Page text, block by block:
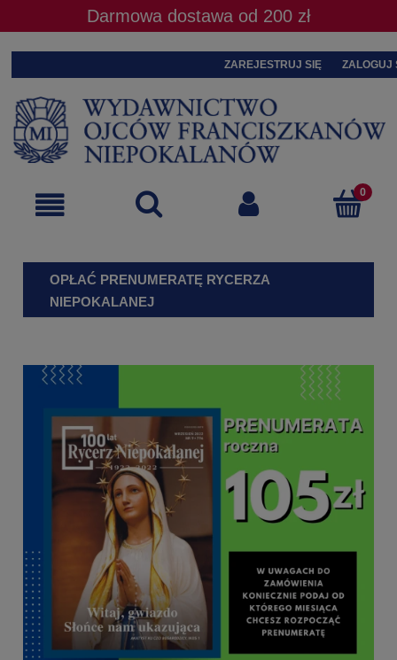
Darmowa dostawa od 200 zł
ZAREJESTRUJ SIĘ ZALOGUJ
OPŁAĆ PRENUMERATĘ RYCERZA
NIEPOKALANEJ